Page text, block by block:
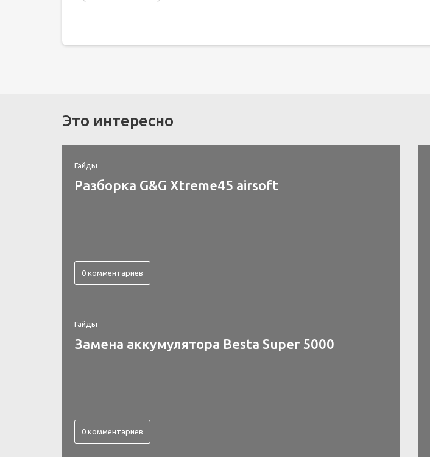
Это интересно
Гайды
Разборка G&G Xtreme45 airsoft
0 комментариев
Гайды
Замена аккумулятора Besta Super 5000
0 комментариев